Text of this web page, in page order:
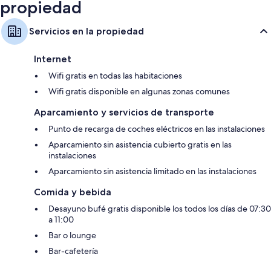
propiedad
Servicios en la propiedad
Internet
Wifi gratis en todas las habitaciones
Wifi gratis disponible en algunas zonas comunes
Aparcamiento y servicios de transporte
Punto de recarga de coches eléctricos en las instalaciones
Aparcamiento sin asistencia cubierto gratis en las
instalaciones
Aparcamiento sin asistencia limitado en las instalaciones
Comida y bebida
Desayuno bufé gratis disponible los todos los días de 07:30
a 11:00
Bar o lounge
Bar-cafetería